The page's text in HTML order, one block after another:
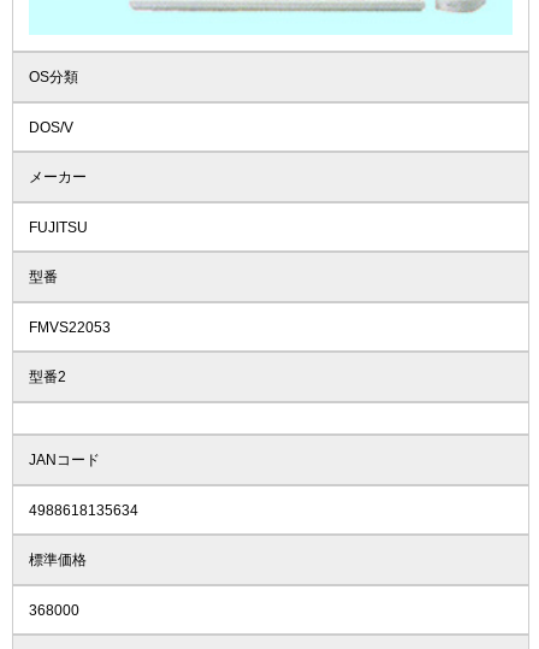
OS分類
DOS/V
メーカー
FUJITSU
型番
FMVS22053
型番2
JANコード
4988618135634
標準価格
368000